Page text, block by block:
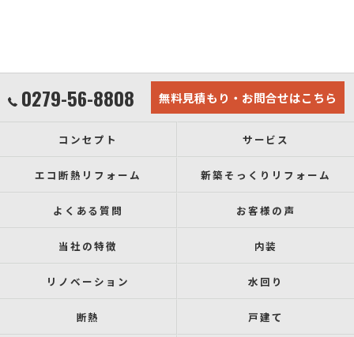
0279-56-8808 無料見積もり・お問合せはこちら
コンセプト サービス
エコ断熱リフォーム 新築そっくりリフォーム
よくある質問 お客様の声
当社の特徴 内装
リノベーション 水回り
断熱 戸建て